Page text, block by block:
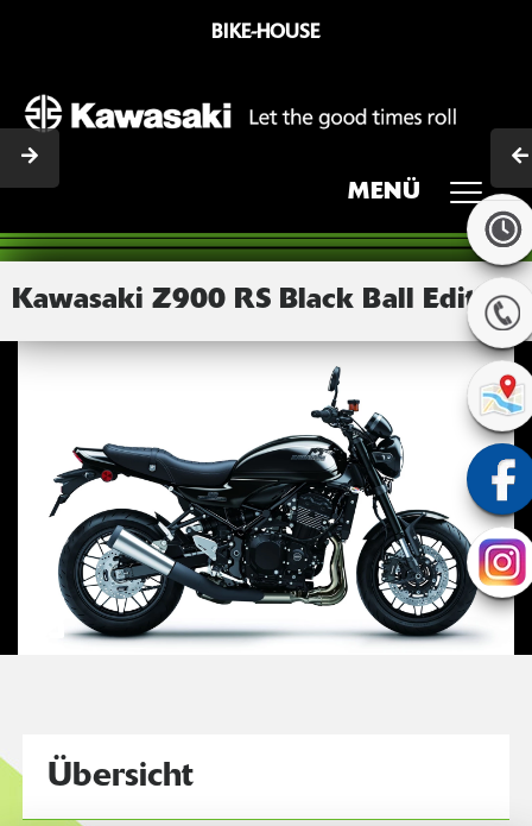
BIKE-HOUSE
MENÜ
Kawasaki Z900 RS Black Ball Edition
Previous Next
Übersicht